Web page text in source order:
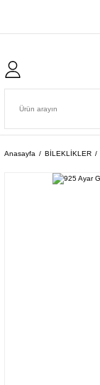
Anasayfa BİLEKLİKLER